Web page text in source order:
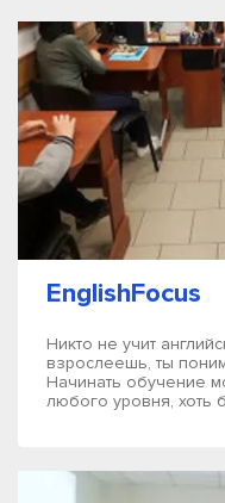
EnglishFocus
Никто не учит
взрослеешь, ты
Начинать обучение
любого уровня, хоть